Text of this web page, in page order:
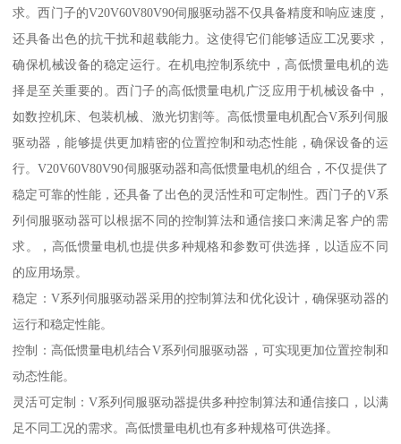
求。西门子的V20V60V80V90伺服驱动器不仅具备精度和响应速度，
还具备出色的抗干扰和超载能力。这使得它们能够适应工况要求，
确保机械设备的稳定运行。在机电控制系统中，高低惯量电机的选
择是至关重要的。西门子的高低惯量电机广泛应用于机械设备中，
如数控机床、包装机械、激光切割等。高低惯量电机配合V系列伺服
驱动器，能够提供更加精密的位置控制和动态性能，确保设备的运
行。V20V60V80V90伺服驱动器和高低惯量电机的组合，不仅提供了
稳定可靠的性能，还具备了出色的灵活性和可定制性。西门子的V系
列伺服驱动器可以根据不同的控制算法和通信接口来满足客户的需
求。，高低惯量电机也提供多种规格和参数可供选择，以适应不同
的应用场景。
稳定：V系列伺服驱动器采用的控制算法和优化设计，确保驱动器的
运行和稳定性能。
控制：高低惯量电机结合V系列伺服驱动器，可实现更加位置控制和
动态性能。
灵活可定制：V系列伺服驱动器提供多种控制算法和通信接口，以满
足不同工况的需求。高低惯量电机也有多种规格可供选择。